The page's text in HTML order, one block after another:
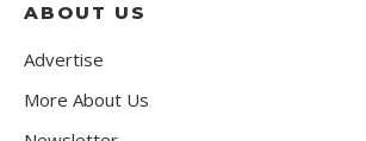
ABOUT US
Advertise
More About Us